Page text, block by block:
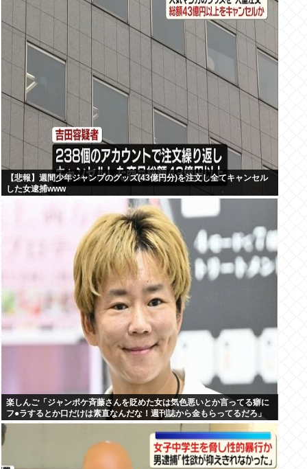
【悲報】週間少年ジャンプのグッズ(43億円分)を注文し全てキャンセル
した女逮捕www
楽しんご「ジャンポケ斉藤さんを貶めた女は気色悪いとか言ってる癖に
フ●ラするとか口だけは素直なんだな！週刊誌から金もらってるだろ」